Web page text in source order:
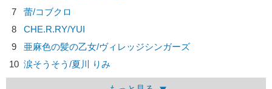
7
蕾/コブクロ
8
CHE.R.RY/YUI
9
亜麻色の髪の乙女/ヴィレッジシンガーズ
10 涙そうそう/夏川 りみ